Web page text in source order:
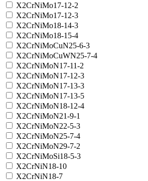
X2CrNiMo17-12-2
X2CrNiMo17-12-3
X2CrNiMo18-14-3
X2CrNiMo18-15-4
X2CrNiMoCuN25-6-3
X2CrNiMoCuWN25-7-4
X2CrNiMoN17-11-2
X2CrNiMoN17-12-3
X2CrNiMoN17-13-3
X2CrNiMoN17-13-5
X2CrNiMoN18-12-4
X2CrNiMoN21-9-1
X2CrNiMoN22-5-3
X2CrNiMoN25-7-4
X2CrNiMoN29-7-2
X2CrNiMoSi18-5-3
X2CrNiN18-10
X2CrNiN18-7